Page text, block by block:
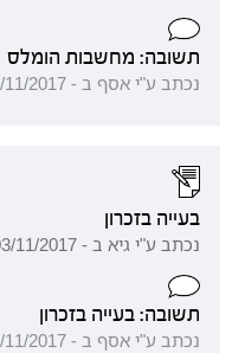
תשובה: מחשבות הומלס
נכתב ע"י אסף ב - 04/11/2017 18:35:31
בעייה בזכרון
נכתב ע"י גיא ב - 03/11/2017 10:15:55
תשובה: בעייה בזכרון
נכתב ע"י אסף ב - 04/11/2017 12:20:14